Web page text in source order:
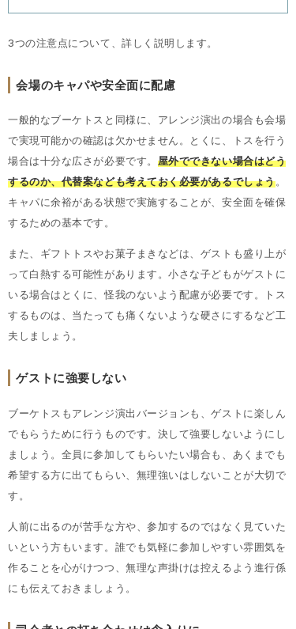
3つの注意点について、詳しく説明します。
会場のキャパや安全面に配慮
一般的なブーケトスと同様に、アレンジ演出の場合も会場
で実現可能かの確認は欠かせません。とくに、トスを行う
場合は十分な広さが必要です。 屋外でできない場合はどう
するのか、代替案なども考えておく必要があるでしょう。
キャパに余裕がある状態で実施することが、安全面を確保
するための基本です。
また、ギフトトスやお菓子まきなどは、ゲストも盛り上が
って白熱する可能性があります。小さな子どもがゲストに
いる場合はとくに、怪我のないよう配慮が必要です。トス
するものは、当たっても痛くないような硬さにするなど工
夫しましょう。
ゲストに強要しない
ブーケトスもアレンジ演出バージョンも、ゲストに楽しん
でもらうために行うものです。決して強要しないようにし
ましょう。全員に参加してもらいたい場合も、あくまでも
希望する方に出てもらい、無理強いはしないことが大切で
す。
人前に出るのが苦手な方や、参加するのではなく見ていた
いという方もいます。誰でも気軽に参加しやすい雰囲気を
作ることを心がけつつ、無理な声掛けは控えるよう進行係
にも伝えておきましょう。